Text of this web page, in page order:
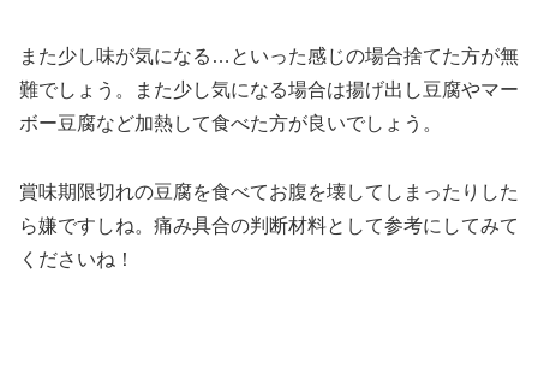
また少し味が気になる…といった感じの場合捨てた方が無
難でしょう。また少し気になる場合は揚げ出し豆腐やマー
ボー豆腐など加熱して食べた方が良いでしょう。
賞味期限切れの豆腐を食べてお腹を壊してしまったりした
ら嫌ですしね。痛み具合の判断材料として参考にしてみて
くださいね！